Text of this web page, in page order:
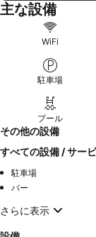
主な設備
WiFi
駐車場
プール
その他の設備
すべての設備 / サー
駐車場
バー
さらに表示